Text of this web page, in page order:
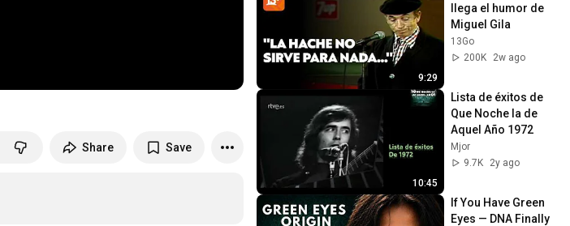
Share Save
9:29
llega el humor de
Miguel Gila
13Go
200K
2w ago
10:45
Lista de éxitos de
Que Noche la de
Aquel Año 1972
Mjor
9.7K
2y ago
If You Have Green
Eyes — DNA Finally